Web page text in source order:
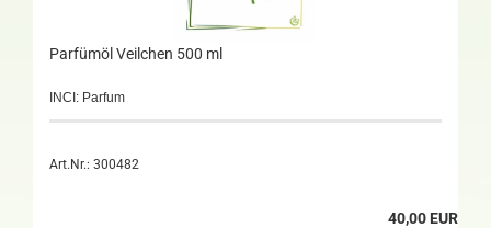
Parfümöl Veilchen 500 ml
INCI: Parfum
Art.Nr.: 300482
40,00 EUR